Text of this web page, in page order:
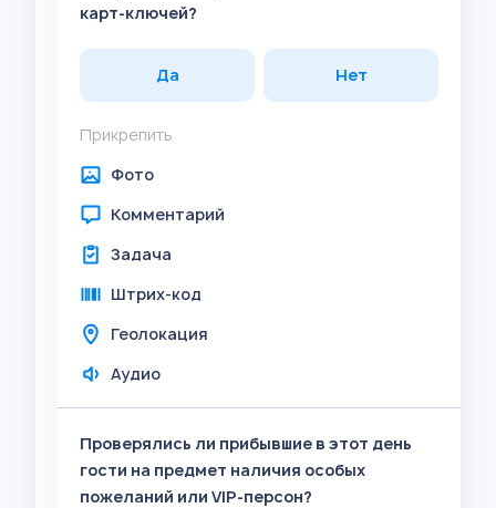
карт-ключей?
Да Нет
Прикрепить
Фото
Комментарий
Задача
Штрих-код
Геолокация
Аудио
Проверялись ли прибывшие в этот день
гости на предмет наличия особых
пожеланий или VIP-персон?